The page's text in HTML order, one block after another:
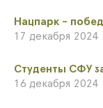
Нацпарк -
17 декабря 2024
​Студенты СФУ
16 декабря 2024